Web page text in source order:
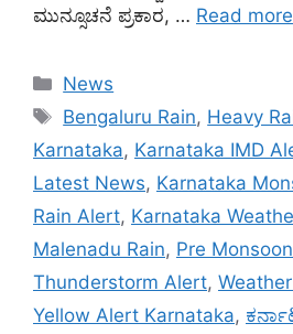
ಮುನ್ಸೂಚನೆ ಪ್ರಕಾರ, … Read more
Categories
News
Tags
Bengaluru Rain, Heavy
Karnataka, Karnataka IMD
Latest News, Karnataka
Rain Alert, Karnataka
Malenadu Rain, Pre
Thunderstorm Alert,
Yellow Alert Karnataka,